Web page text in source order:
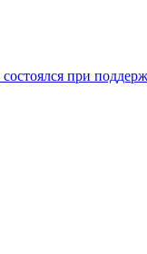
при